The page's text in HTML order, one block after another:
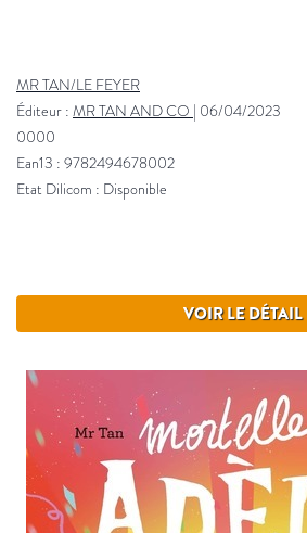
MR TAN/LE FEYER
Éditeur : MR TAN AND CO | 06/04/2023
0000
Ean13 : 9782494678002
Etat Dilicom : Disponible
VOIR LE DÉTAIL